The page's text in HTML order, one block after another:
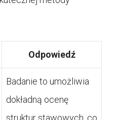
Odpowiedź
Badanie to umożliwia
dokładną ocenę
struktur stawowych, co